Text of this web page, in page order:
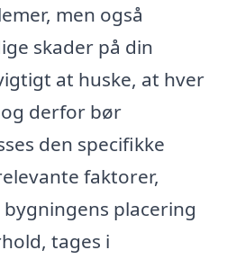
men også
skader på din
at huske, at hver
derfor bør
den specifikke
faktorer,
placering
tages i